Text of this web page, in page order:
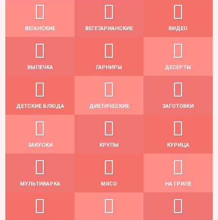
ВЕГАНСКИЕ ВЕГЕТАРИАНСКИЕ ВИДЕО
ВЫПЕЧКА ГАРНИРЫ ДЕСЕРТЫ
ДЕТСКИЕ БЛЮДА ДИЕТИЧЕСКИЕ ЗАГОТОВКИ
ЗАКУСКИ КРУПЫ КУРИЦА
МУЛЬТИВАРКА МЯСО НА ГРИЛЕ